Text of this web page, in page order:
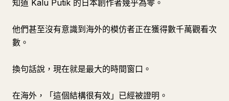
知道 Kalu Putik 的日本創作者幾乎為零。
他們甚至沒有意識到海外的模仿者正在獲得數千萬觀看次
數。
換句話說，現在就是最大的時間窗口。
在海外，「這個結構很有效」已經被證明。